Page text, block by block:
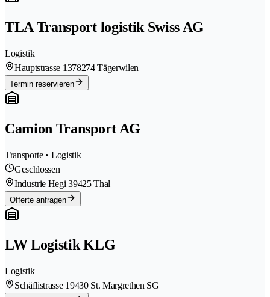
TLA Transport logistik Swiss AG
Logistik
Hauptstrasse 1378274 Tägerwilen
Termin reservieren
Camion Transport AG
Transporte • Logistik
Geschlossen
Industrie Hegi 39425 Thal
Offerte anfragen
LW Logistik KLG
Logistik
Schäflistrasse 19430 St. Margrethen SG